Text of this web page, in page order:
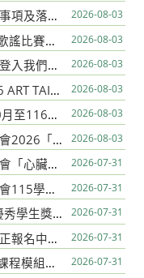
重申學校辦理赴陸教育交流活動應注意事項及落實填報登錄平臺事宜 2026-08-03
115學年度全國師生本土語及新住民語歌謠比賽實施要點 2026-08-03
檢送台灣展翅協會辦理「兒少上線中，登入我們的社群時代！」2026兒少培力工作坊報名簡章 2026-08-03
社團法人中華民國畫廊協會辦理「2026 ART TAIPEI臺北國際藝術博覽會」之「藝術教育日」計畫一案 2026-08-03
財團法人雲林三秀園文化基金會訂於10月至116年5月舉辦「2026三秀園臺語文學習-趁青春去飄浪 」 2026-08-03
財團法人臺北市安麗希望工場慈善基金會2026「小夢想．大志氣」追夢計畫 2026-08-03
轉知財團法人中華民國心臟病兒童基金會「心臟病童獎勵學金」相關資料 2026-07-31
函轉財團法人台灣兒童暨家庭扶助基金會115學年度第1學
2026-07-31
函轉宜蘭縣115年第2次中等以上學校優秀學生獎學金申請
2026-07-31
函轉「全民英檢」中級、中高級測驗現正報名中，建請貴校公 告並鼓勵學生報考。 2026-07-31
臺師大辦理「115年高級中等學校補強課程模組徵選」活動簡章，歡迎國語文、英語文及數學教師踴躍參加 2026-07-31